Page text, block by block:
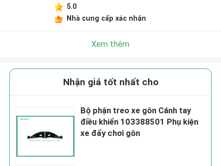
5.0
Nhà cung cấp xác nhận
Xem thêm
Nhận giá tốt nhất cho
Bộ phận treo xe gôn Cánh tay
điều khiển 103388501 Phụ kiện
xe đẩy chơi gôn